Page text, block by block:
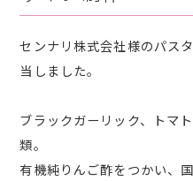
センナリ株式会社様のパス
当しました。
ブラックガーリック、トマ
類。
有機純りんご酢をつかい、